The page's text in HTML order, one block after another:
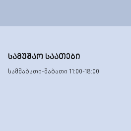
ᲡᲐᲛᲣᲨᲐᲝ ᲡᲐᲐᲗᲔᲑᲘ
სამშაბათი-შაბათი 11:00-18:00